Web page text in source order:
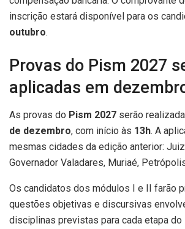
inscrição estará disponível para os
outubro.
Provas do Pism 2027
aplicadas em
As provas do Pism 2027 serão
de dezembro, com início às 13h. A
mesmas cidades da edição anterior:
Governador Valadares, Muriaé,
Os candidatos dos módulos I e II farão
questões objetivas e discursivas
disciplinas previstas para cada etapa do